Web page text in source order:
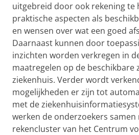
uitgebreid door ook rekening te
praktische aspecten als
en wensen over wat een goed
Daarnaast kunnen door
inzichten worden verkregen in
maatregelen op de beschikbare
ziekenhuis. Verder wordt
mogelijkheden er zijn tot
met de
werken de onderzoekers
rekencluster van het Centrum